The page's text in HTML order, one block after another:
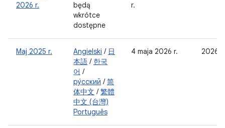
2026 r.
będą
wkrótce
dostępne
r.
Maj 2025 r. Angielski / 日
本語 / 한국
어 /
ру́сский /简
体中文 /繁體
中文 (台灣)
Português
4 maja 2026 r. 2026-